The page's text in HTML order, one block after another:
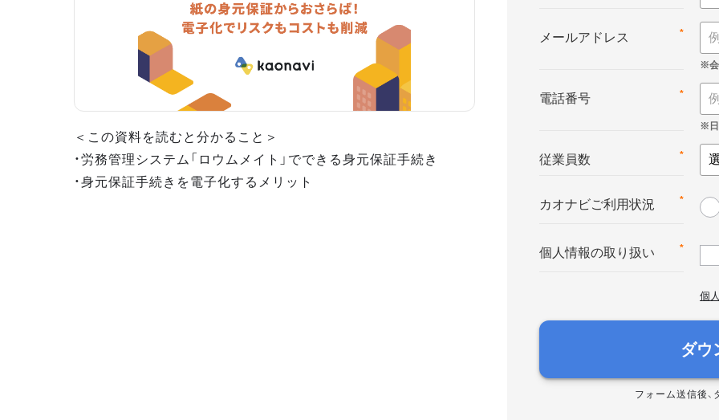
＜この資料を読むと分かること＞
・労務管理システム「ロウムメイト」でできる身元保証手続き
・身元保証手続きを電子化するメリット
*
メールアドレス
*
電話番号
*
従業員数
*
カオナビご利用状況
*
個人情報の取り扱い
個
ダウ
フォーム送信後